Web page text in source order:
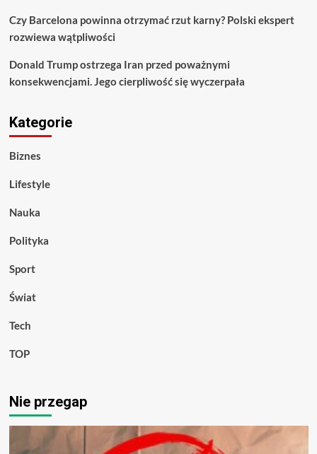
Czy Barcelona powinna otrzymać rzut karny? Polski ekspert
rozwiewa wątpliwości
Donald Trump ostrzega Iran przed poważnymi
konsekwencjami. Jego cierpliwość się wyczerpała
Kategorie
Biznes
Lifestyle
Nauka
Polityka
Sport
Świat
Tech
TOP
Nie przegap